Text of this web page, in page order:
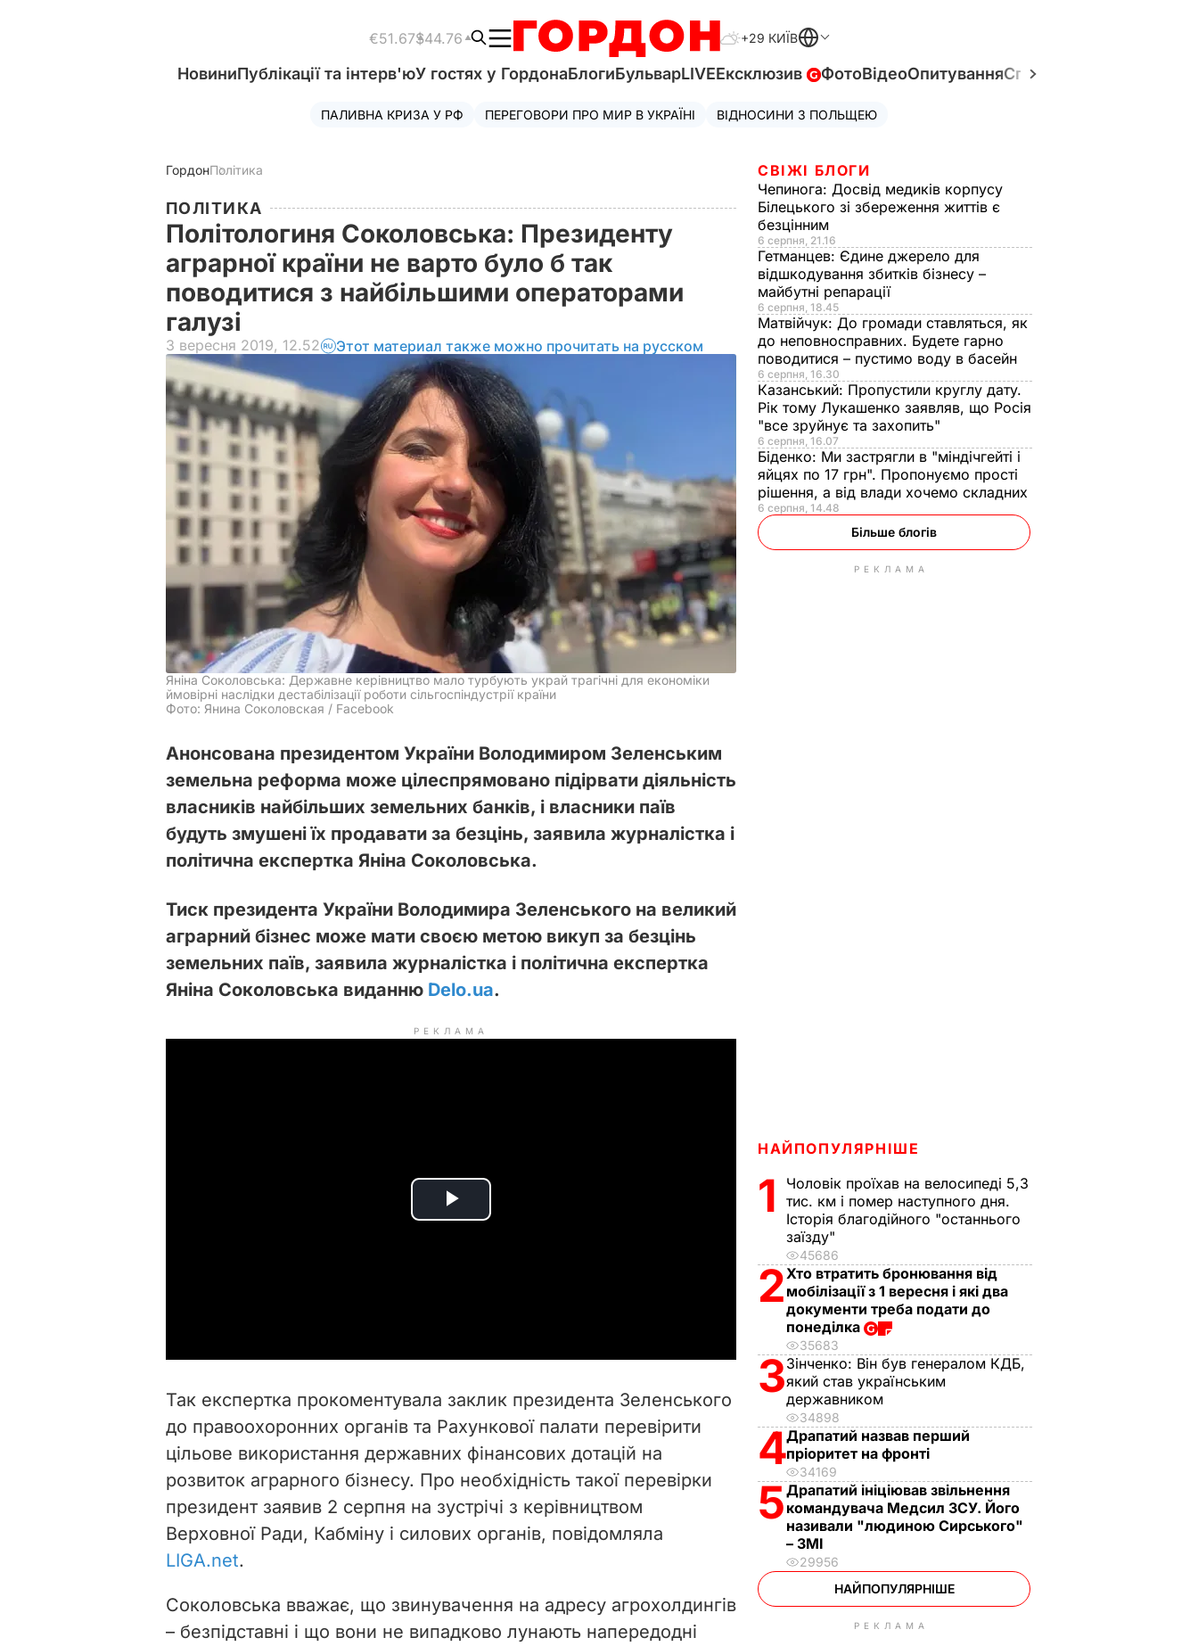
€51.67$44.76 +29 КИЇВ
НовиниПублікації та інтерв'юУ гостях у ГордонаБлогиБульварLIVEЕксклюзив ФотоВідеоОпитуванняСпецпроєкти
ПАЛИВНА КРИЗА У РФ ПЕРЕГОВОРИ ПРО МИР В УКРАЇНІ ВІДНОСИНИ З ПОЛЬЩЕЮ
ГордонПолітика
ПОЛІТИКА
Політологиня Соколовська: Президенту
аграрної країни не варто було б так
поводитися з найбільшими операторами
галузі
3 вересня 2019, 12.52 Этот материал также можно прочитать на русском
Яніна Соколовська: Державне керівництво мало турбують украй трагічні для економіки
ймовірні наслідки дестабілізації роботи сільгоспіндустрії країни
Фото: Янина Соколовская / Facebook
Анонсована президентом України Володимиром Зеленським
земельна реформа може цілеспрямовано підірвати діяльність
власників найбільших земельних банків, і власники паїв
будуть змушені їх продавати за безцінь, заявила журналістка і
політична експертка Яніна Соколовська.
Тиск президента України Володимира Зеленського на великий
аграрний бізнес може мати своєю метою викуп за безцінь
земельних паїв, заявила журналістка і політична експертка
Яніна Соколовська виданню Delo.ua.
РЕКЛАМА
P
i
d
e
o
Так експертка прокоментувала заклик президента Зеленського
до правоохоронних органів та Рахункової палати перевірити
цільове використання державних фінансових дотацій на
розвиток аграрного бізнесу. Про необхідність такої перевірки
президент заявив 2 серпня на зустрічі з керівництвом
Верховної Ради, Кабміну і силових органів, повідомляла
LIGA.net.
Соколовська вважає, що звинувачення на адресу агрохолдингів
– безпідставні і що вони не випадково лунають напередодні
СВІЖІ БЛОГИ
Чепинога: Досвід медиків корпусу
Білецького зі збереження життів є
безцінним
6 серпня, 21.16
Гетманцев: Єдине джерело для
відшкодування збитків бізнесу –
майбутні репарації
6 серпня, 18.45
Матвійчук: До громади ставляться, як
до неповносправних. Будете гарно
поводитися – пустимо воду в басейн
6 серпня, 16.30
Казанський: Пропустили круглу дату.
Рік тому Лукашенко заявляв, що Росія
"все зруйнує та захопить"
6 серпня, 16.07
Біденко: Ми застрягли в "міндічгейті і
яйцях по 17 грн". Пропонуємо прості
рішення, а від влади хочемо складних
6 серпня, 14.48
Більше блогів
РЕКЛАМА
НАЙПОПУЛЯРНІШЕ
1
Чоловік проїхав на велосипеді 5,3
тис. км і помер наступного дня.
Історія благодійного "останнього
заїзду"
45686
2Хто втратить бронювання від
мобілізації з 1 вересня і які два
документи треба подати до
понеділка
35683
3Зінченко: Він був генералом КДБ,
який став українським
державником
34898
4Драпатий назвав перший
пріоритет на фронті
34169
5Драпатий ініціював звільнення
командувача Медсил ЗСУ. Його
називали "людиною Сирського"
– ЗМІ
29956
НАЙПОПУЛЯРНІШЕ
РЕКЛАМА